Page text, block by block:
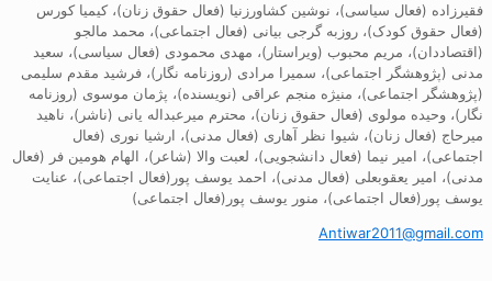
فقیرزاده (فعال سیاسی)، نوشین کشاورزنیا (فعال حقوق زنان)، کیمیا کورس
(فعال حقوق کودک)، روزبه گرجی بیانی (فعال اجتماعی)، محمد مالجو
(اقتصاددان)، مریم محبوب (ویراستار)، مهدی محمودی (فعال سیاسی)، سعید
مدنی (پژوهشگر اجتماعی)، سمیرا مرادی (روزنامه نگار)، فرشید مقدم سلیمی
(پژوهشگر اجتماعی)، منیژه منجم عراقی (نویسنده)، پژمان موسوی (روزنامه
نگار)، وحیده مولوی (فعال حقوق زنان)، محترم میرعبداله یانی (ناشر)، ناهید
میرحاج (فعال زنان)، شیوا نظر آهاری (فعال مدنی)، ارشیا نوری (فعال
اجتماعی)، امیر نیما (فعال دانشجویی)، لعبت والا (شاعر)، الهام هومین فر (فعال
مدنی)، امیر یعقوبعلی (فعال مدنی)، احمد یوسف پور(فعال اجتماعی)، عنایت
یوسف پور(فعال اجتماعی)، منور یوسف پور(فعال اجتماعی)
Antiwar2011@gmail.com